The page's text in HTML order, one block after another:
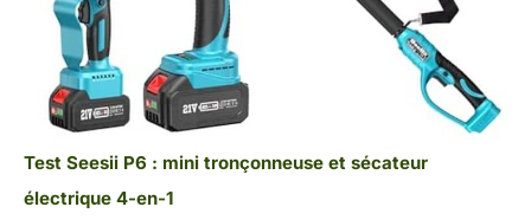
Test Seesii P6 : mini tronçonneuse et sécateur
électrique 4-en-1